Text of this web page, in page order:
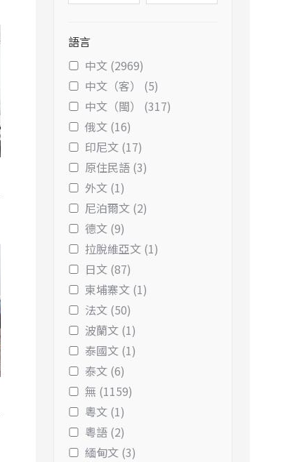
語言
中文 (2969)
中文（客） (5)
中文（閩） (317)
俄文 (16)
印尼文 (17)
原住民語 (3)
外文 (1)
尼泊爾文 (2)
德文 (9)
拉脫維亞文 (1)
日文 (87)
柬埔寨文 (1)
法文 (50)
波蘭文 (1)
泰國文 (1)
泰文 (6)
無 (1159)
粵文 (1)
粵語 (2)
緬甸文 (3)